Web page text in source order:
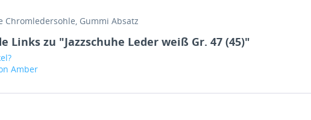
Chromledersohle, Gummi Absatz
Links zu "Jazzschuhe Leder weiß Gr. 47 (45)"
Amber